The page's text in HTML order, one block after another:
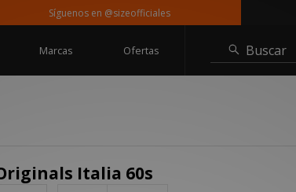
Síguenos en @sizeofficiales
Marcas Ofertas Buscar
Italia 60s